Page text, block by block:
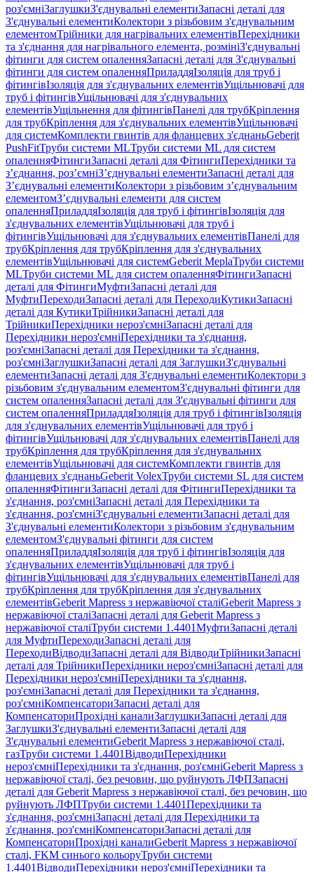
роз'ємніЗаглушкиЗ'єднувальні елементиЗапасні деталі для
З'єднувальні елементиКолектори з різьбовим з'єднувальним
елементомТрійники для нагрівальних елементівПерехідники
та з'єднання для нагрівального елемента, розмініЗ'єднувальні
фітинги для систем опаленняЗапасні деталі для З'єднувальні
фітинги для систем опаленняПриладдяІзоляція для труб і
фітингівІзоляція для з'єднувальних елементівУщільнювачі для
труб і фітингівУщільнювачі для з'єднувальних
елементівУщільнення для фітингівПанелі для трубКріплення
для трубКріплення для з'єднувальних елементівУщільнювачі
для системКомплекти гвинтів для фланцевих з'єднаньGeberit
PushFitТруби системи MLТруби системи ML для систем
опаленняФітингиЗапасні деталі для ФітингиПерехідники та
з’єднання, роз’ємніЗ’єднувальні елементиЗапасні деталі для
З’єднувальні елементиКолектори з різьбовим з’єднувальним
елементомЗ’єднувальні елементи для систем
опаленняПриладдяІзоляція для труб і фітингівІзоляція для
з'єднувальних елементівУщільнювачі для труб і
фітингівУщільнювачі для з'єднувальних елементівПанелі для
трубКріплення для трубКріплення для з'єднувальних
елементівУщільнювачі для системGeberit MeplaТруби системи
MLТруби системи ML для систем опаленняФітингиЗапасні
деталі для ФітингиМуфтиЗапасні деталі для
МуфтиПереходиЗапасні деталі для ПереходиКутикиЗапасні
деталі для КутикиТрійникиЗапасні деталі для
ТрійникиПерехідники нероз'ємніЗапасні деталі для
Перехідники нероз'ємніПерехідники та з'єднання,
роз'ємніЗапасні деталі для Перехідники та з'єднання,
роз'ємніЗаглушкиЗапасні деталі для ЗаглушкиЗ'єднувальні
елементиЗапасні деталі для З'єднувальні елементиКолектори з
різьбовим з'єднувальним елементомЗ'єднувальні фітинги для
систем опаленняЗапасні деталі для З'єднувальні фітинги для
систем опаленняПриладдяІзоляція для труб і фітингівІзоляція
для з'єднувальних елементівУщільнювачі для труб і
фітингівУщільнювачі для з'єднувальних елементівПанелі для
трубКріплення для трубКріплення для з'єднувальних
елементівУщільнювачі для системКомплекти гвинтів для
фланцевих з'єднаньGeberit VolexТруби системи SL для систем
опаленняФітингиЗапасні деталі для ФітингиПерехідники та
з'єднання, роз'ємніЗапасні деталі для Перехідники та
з'єднання, роз'ємніЗ'єднувальні елементиЗапасні деталі для
З'єднувальні елементиКолектори з різьбовим з'єднувальним
елементомЗ'єднувальні фітинги для систем
опаленняПриладдяІзоляція для труб і фітингівІзоляція для
з'єднувальних елементівУщільнювачі для труб і
фітингівУщільнювачі для з'єднувальних елементівПанелі для
трубКріплення для трубКріплення для з'єднувальних
елементівGeberit Mapress з нержавіючої сталіGeberit Mapress з
нержавіючої сталіЗапасні деталі для Geberit Mapress з
нержавіючої сталіТруби системи 1.4401МуфтиЗапасні деталі
для МуфтиПереходиЗапасні деталі для
ПереходиВідводиЗапасні деталі для ВідводиТрійникиЗапасні
деталі для ТрійникиПерехідники нероз'ємніЗапасні деталі для
Перехідники нероз'ємніПерехідники та з'єднання,
роз'ємніЗапасні деталі для Перехідники та з'єднання,
роз'ємніКомпенсаториЗапасні деталі для
КомпенсаториПрохідні каналиЗаглушкиЗапасні деталі для
ЗаглушкиЗ'єднувальні елементиЗапасні деталі для
З'єднувальні елементиGeberit Mapress з нержавіючої сталі,
газТруби системи 1.4401ВідводиПерехідники
нероз'ємніПерехідники та з'єднання, роз'ємніGeberit Mapress з
нержавіючої сталі, без речовин, що руйнують ЛФПЗапасні
деталі для Geberit Mapress з нержавіючої сталі, без речовин, що
руйнують ЛФПТруби системи 1.4401Перехідники та
з'єднання, роз'ємніЗапасні деталі для Перехідники та
з'єднання, роз'ємніКомпенсаториЗапасні деталі для
КомпенсаториПрохідні каналиGeberit Mapress з нержавіючої
сталі, FKM синього кольоруТруби системи
1.4401ВідводиПерехідники нероз'ємніПерехідники та